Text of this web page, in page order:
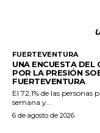
FUERTEVENTURA
UNA ENCUESTA DEL
POR LA PRESIÓN
FUERTEVENTURA
El 72,1% de las
semana y...
6 de agosto de 2026